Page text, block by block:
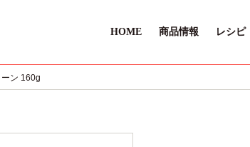
HOME 商品情報 レシピ
ン 160g